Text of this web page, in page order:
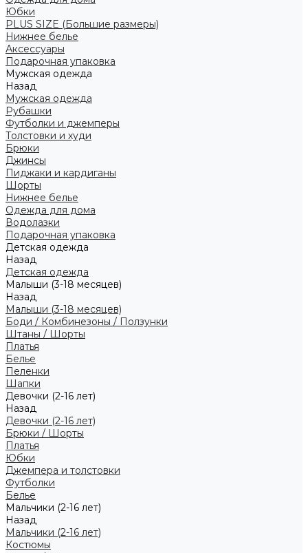
Юбки
PLUS SIZE (Большие размеры)
Нижнее белье
Аксессуары
Подарочная упаковка
Мужская одежда
Назад
Мужская одежда
Рубашки
Футболки и джемперы
Толстовки и худи
Брюки
Джинсы
Пиджаки и кардиганы
Шорты
Нижнее белье
Одежда для дома
Водолазки
Подарочная упаковка
Детская одежда
Назад
Детская одежда
Малыши (3-18 месяцев)
Назад
Малыши (3-18 месяцев)
Боди / Комбинезоны / Ползунки
Штаны / Шорты
Платья
Белье
Пеленки
Шапки
Девочки (2-16 лет)
Назад
Девочки (2-16 лет)
Брюки / Шорты
Платья
Юбки
Джемпера и толстовки
Футболки
Белье
Мальчики (2-16 лет)
Назад
Мальчики (2-16 лет)
Костюмы